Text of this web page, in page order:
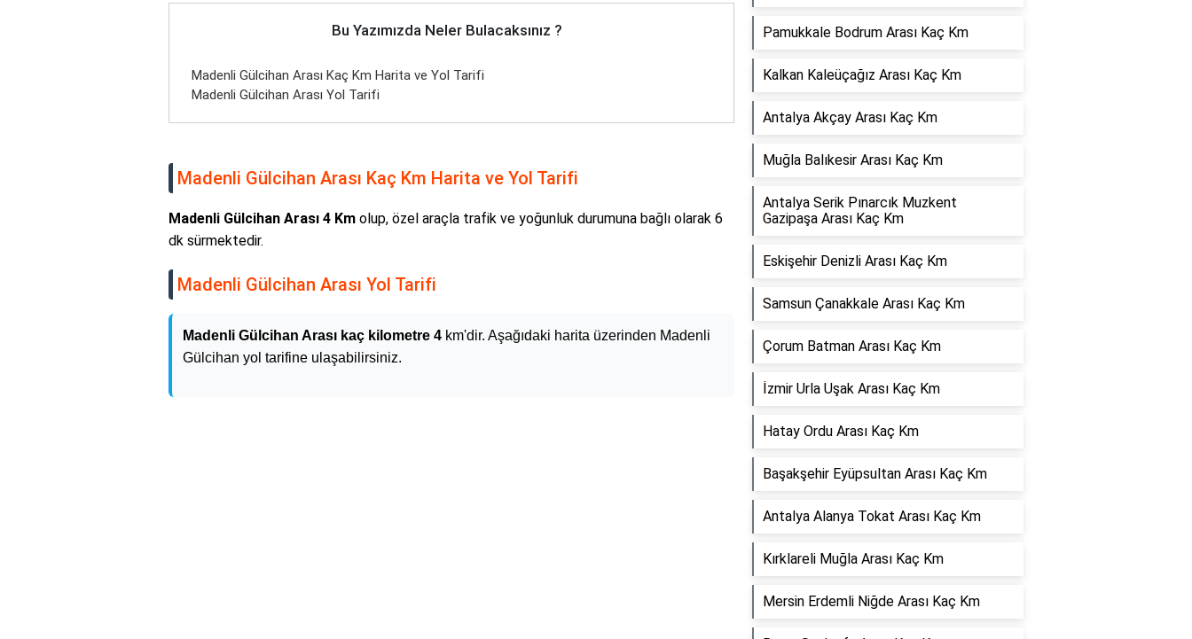
Bu Yazımızda Neler Bulacaksınız ?
Madenli Gülcihan Arası Kaç Km Harita ve Yol Tarifi
Madenli Gülcihan Arası Yol Tarifi
Madenli Gülcihan Arası Kaç Km Harita ve Yol Tarifi
Madenli Gülcihan Arası 4 Km olup, özel araçla trafik ve yoğunluk durumuna bağlı olarak 6
dk sürmektedir.
Madenli Gülcihan Arası Yol Tarifi
Madenli Gülcihan Arası kaç kilometre 4 km'dir. Aşağıdaki harita üzerinden Madenli
Gülcihan yol tarifine ulaşabilirsiniz.
Pamukkale Bodrum Arası Kaç Km
Kalkan Kaleüçağız Arası Kaç Km
Antalya Akçay Arası Kaç Km
Muğla Balıkesir Arası Kaç Km
Antalya Serik Pınarcık Muzkent
Gazipaşa Arası Kaç Km
Eskişehir Denizli Arası Kaç Km
Samsun Çanakkale Arası Kaç Km
Çorum Batman Arası Kaç Km
İzmir Urla Uşak Arası Kaç Km
Hatay Ordu Arası Kaç Km
Başakşehir Eyüpsultan Arası Kaç Km
Antalya Alanya Tokat Arası Kaç Km
Kırklareli Muğla Arası Kaç Km
Mersin Erdemli Niğde Arası Kaç Km